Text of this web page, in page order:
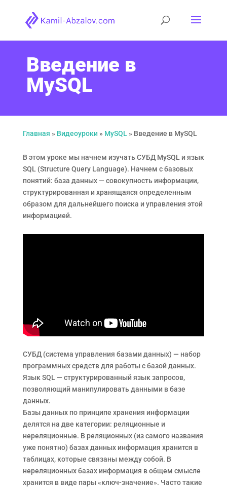
Введение в
MySQL
Главная » Видеоуроки » MySQL » Введение в MySQL
В этом уроке мы начнем изучать СУБД MySQL и язык
SQL (Structure Query Language). Начнем с базовых
понятий: база данных — совокупность информации,
структурированная и хранящаяся определенным
образом для дальнейшего поиска и управления этой
информацией.
СУБД (система управления базами данных) — набор
программных средств для работы с базой данных.
Язык SQL — структурированный язык запросов,
позволяющий манипулировать данными в базе
данных.
Базы данных по принципе хранения информации
делятся на две категории: реляционные и
нереляционные. В реляционных (из самого названия
уже понятно) базах данных информация хранится в
таблицах, которые связаны между собой. В
нереляционных базах информация в общем смысле
хранится в виде пары «ключ-значение». Часто такие